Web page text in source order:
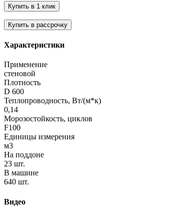
Характеристики
Применение
стеновой
Плотность
D 600
Теплопроводность, Вт/(м*к)
0,14
Морозостойкость, циклов
F100
Единицы измерения
м3
На поддоне
23 шт.
В машине
640 шт.
Видео